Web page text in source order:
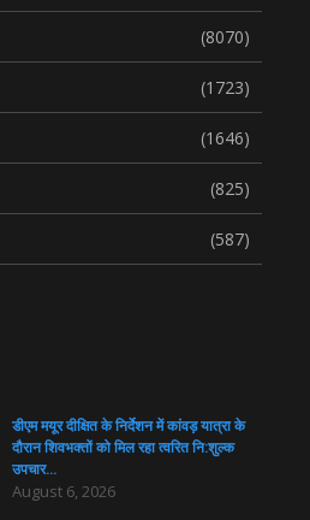
(8070)
(1723)
(1646)
(825)
(587)
डीएम मयूर दीक्षित के निर्देशन में कांवड़ यात्रा के
दौरान शिवभक्तों को मिल रहा त्वरित नि:शुल्क
उपचार…
August 6, 2026